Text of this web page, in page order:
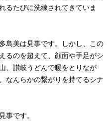
るたびに洗練されてきていま
島美は見事です。しかし、この
るのを超えて、顔面や手足がシ
、讃岐うどんで暖をとりなが
なんらかの繋がりを持てるシナ
事です。